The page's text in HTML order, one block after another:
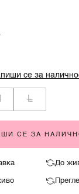
се за
L
СЕ ЗА
До